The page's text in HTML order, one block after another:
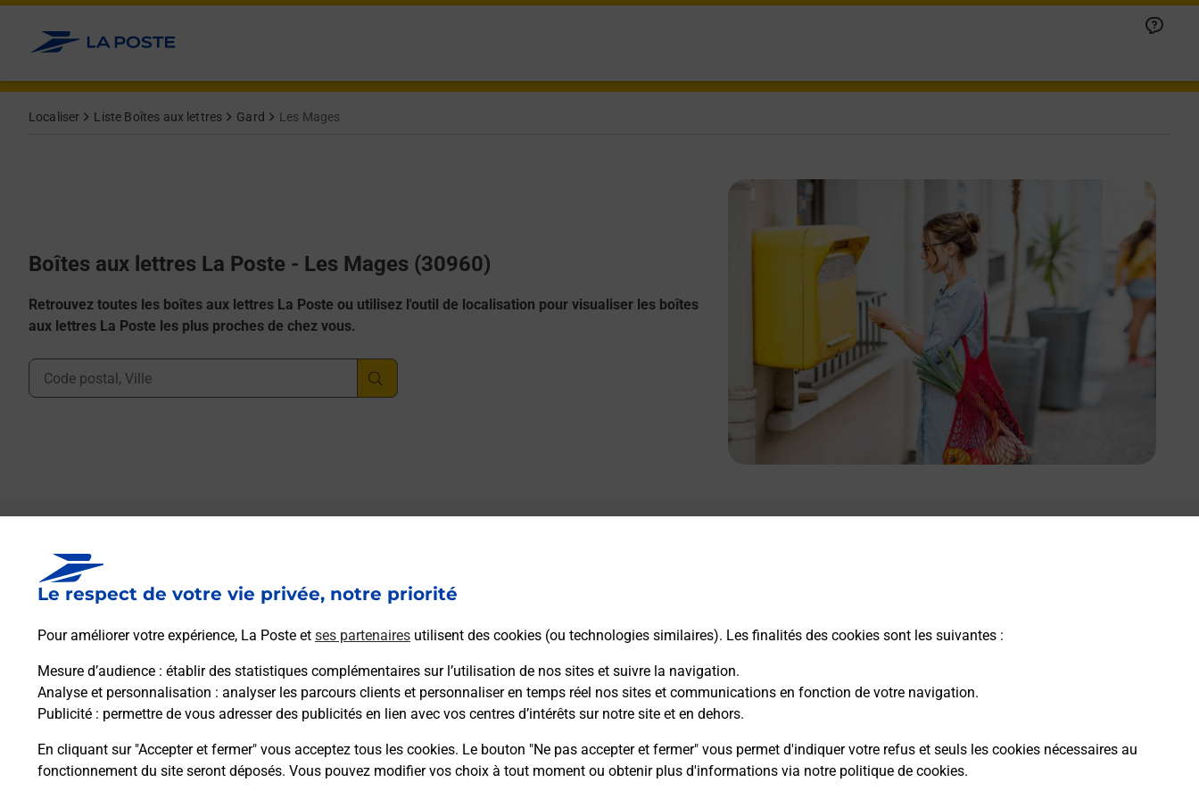
Le respect de votre vie privée, notre priorité
Pour améliorer votre expérience, La Poste et ses partenaires utilisent des cookies (ou technologies similaires). Les finalités des cookies sont les suivantes :
Mesure d’audience : établir des statistiques complémentaires sur l’utilisation de nos sites et suivre la navigation.
Analyse et personnalisation : analyser les parcours clients et personnaliser en temps réel nos sites et communications en fonction de votre navigation.
Publicité : permettre de vous adresser des publicités en lien avec vos centres d’intérêts sur notre site et en dehors.
En cliquant sur "Accepter et fermer" vous acceptez tous les cookies. Le bouton "Ne pas accepter et fermer" vous permet d'indiquer votre refus et seuls les cookies nécessaires au
fonctionnement du site seront déposés. Vous pouvez modifier vos choix à tout moment ou obtenir plus d'informations via notre politique de cookies.
Allez au contenu
Localiser Liste Boîtes aux lettres Gard Les Mages
Boîtes aux lettres La Poste - Les Mages (30960)
Retrouvez toutes les boîtes aux lettres La Poste ou utilisez l'outil de localisation pour visualiser les boîtes
aux lettres La Poste les plus proches de chez vous.
Ville, Département, Code Postal
Boîte aux lettres La Poste
Prochaine collecte du courrier vendredià
30960 Les Mages
Itinéraire